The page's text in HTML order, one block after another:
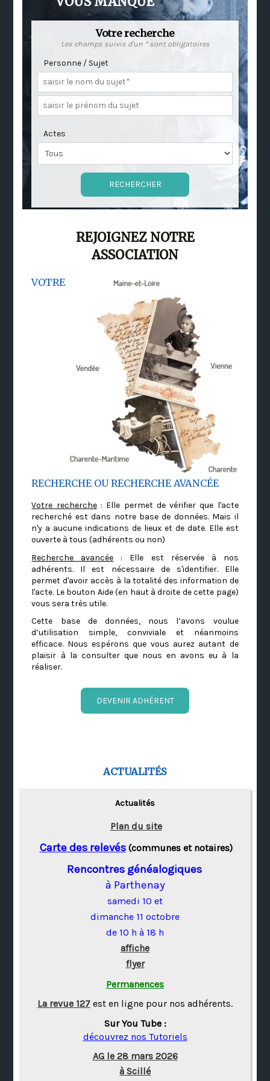
Votre recherche
Les champs suivis d'un * sont obligatoires
Personne / Sujet
Actes
REJOIGNEZ NOTRE
ASSOCIATION
VOTRE
RECHERCHE OU RECHERCHE AVANCÉE
Votre recherche: Elle permet de vérifier que l'acte
recherché est dans notre base de données. Mais il
n'y a aucune indications de lieux et de date. Elle est
ouverte à tous (adhérents ou non)
Recherche avancée : Elle est réservée à nos
adhérents. Il est nécessaire de s'identifier. Elle
permet d'avoir accès à la totalité des information de
l'acte. Le bouton Aide (en haut à droite de cette page)
vous sera très utile.
Cette base de données, nous l’avons voulue
d’utilisation simple, conviviale et néanmoins
efficace. Nous espérons que vous aurez autant de
plaisir à la consulter que nous en avons eu à la
réaliser.
DEVENIR ADHÉRENT
ACTUALITÉS
Actualités
Plan du site
Carte des relevés(communes et notaires)
Rencontres généalogiques
à Parthenay
samedi 10 et
dimanche 11 octobre
de 10 h à 18 h
affiche
flyer
Permanences
La revue 127 est en ligne pour nos adhérents.
Sur You Tube :
découvrez nos Tutoriels
AG le 28 mars 2026
à Scillé